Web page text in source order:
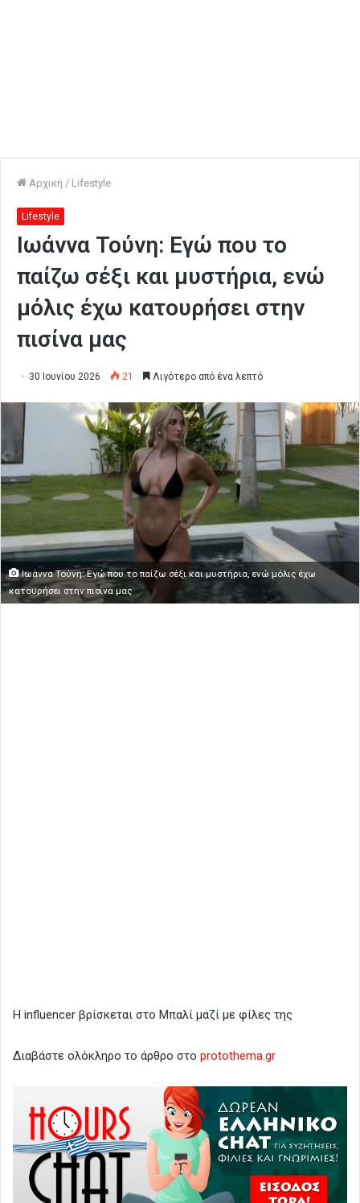
Αρχική / Lifestyle
Lifestyle
Ιωάννα Τούνη: Εγώ που το
παίζω σέξι και μυστήρια, ενώ
μόλις έχω κατουρήσει στην
πισίνα μας
30 Ιουνίου 2026 21 Λιγότερο από ένα λεπτό
Ιωάννα Τούνη: Εγώ που το παίζω σέξι και μυστήρια, ενώ μόλις έχω
κατουρήσει στην πισίνα μας
Η influencer βρίσκεται στο Μπαλί μαζί με φίλες της
Διαβάστε ολόκληρο το άρθρο στο protothema.gr